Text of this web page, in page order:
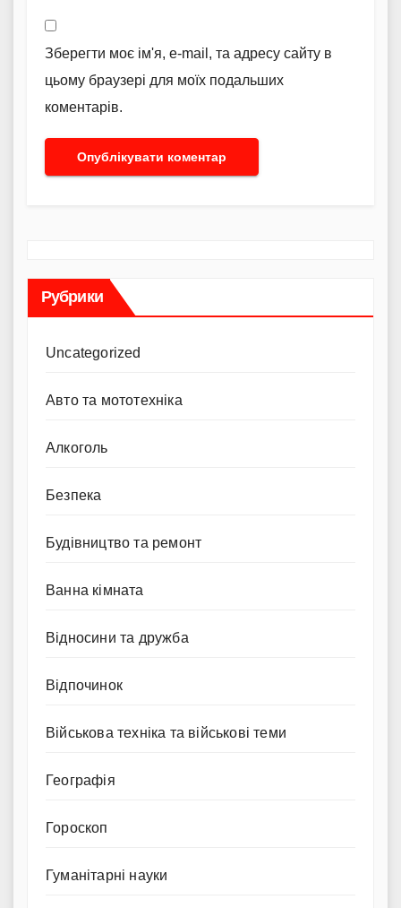
Зберегти моє ім'я, e-mail, та адресу сайту в
цьому браузері для моїх подальших
коментарів.
Рубрики
Uncategorized
Авто та мототехніка
Алкоголь
Безпека
Будівництво та ремонт
Ванна кімната
Відносини та дружба
Відпочинок
Військова техніка та військові теми
Географія
Гороскоп
Гуманітарні науки